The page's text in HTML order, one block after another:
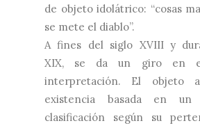
de objeto idolátrico: “cosas
se mete el diablo”.
A fines del siglo XVIII y
XIX, se da un giro en
interpretación. El objeto
existencia basada en un
clasificación según su